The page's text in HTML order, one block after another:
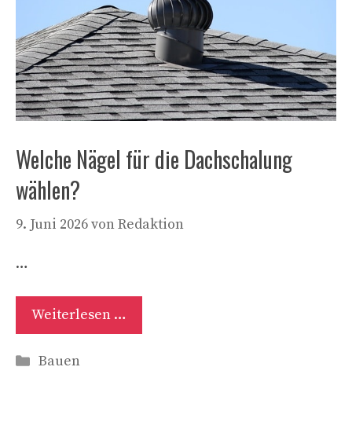
Welche Nägel für die Dachschalung
wählen?
9. Juni 2026vonRedaktion
…
Weiterlesen …
Kategorien
Bauen